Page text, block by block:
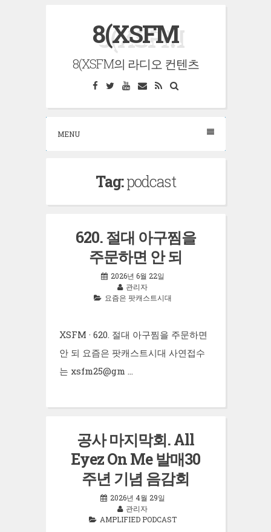
8(XSFM
8(XSFM의 라디오 컨텐츠
FacebookTwitterYouTube
Email RSS
MENU
Tag:podcast
620. 절대 아구찜을
주문하면 안 되
2026년 6월 22일
관리자
요즘은 팟캐스트시대
XSFM · 620. 절대 아구찜을 주문하면
안 되 요즘은 팟캐스트시대 사연접수
는 xsfm25@gm …
공사 마지막회. All
Eyez On Me 발매30
주년 기념 음감회
2026년 4월 29일
관리자
AMPLIFIED PODCAST